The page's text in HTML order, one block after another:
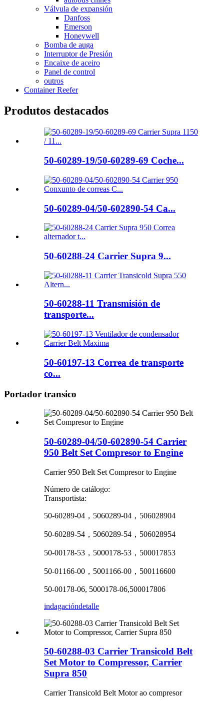
Válvula de expansión
Danfoss
Emerson
Honeywell
Bomba de auga
Interruptor de Presión
Encaixe de aceiro
Panel de control
outros
Container Reefer
Produtos destacados
50-60289-19/50-60289-69 Coche...
50-60289-04/50-602890-54 Ca...
50-60288-24 Carrier Supra 9...
50-60288-11 Transmisión de
transporte...
50-60197-13 Correa de transporte
co...
Portador transico
50-60289-04/50-602890-54 Carrier
950 Belt Set Compresor to Engine
Carrier 950 Belt Set Compresor to Engine
Número de catálogo:
Transportista:
50-60289-04，5060289-04，506028904
50-60289-54，5060289-54，506028954
50-00178-53，5000178-53，500017853
50-01166-00，5001166-00，500116600
50-00178-06, 5000178-06,500017806
indagacióndetalle
50-60288-03 Carrier Transicold Belt
Set Motor to Compressor, Carrier
Supra 850
Carrier Transicold Belt Motor ao compresor